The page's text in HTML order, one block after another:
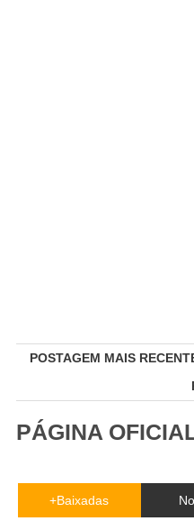
POSTAGEM MAIS
PÁGINA
+Baixadas